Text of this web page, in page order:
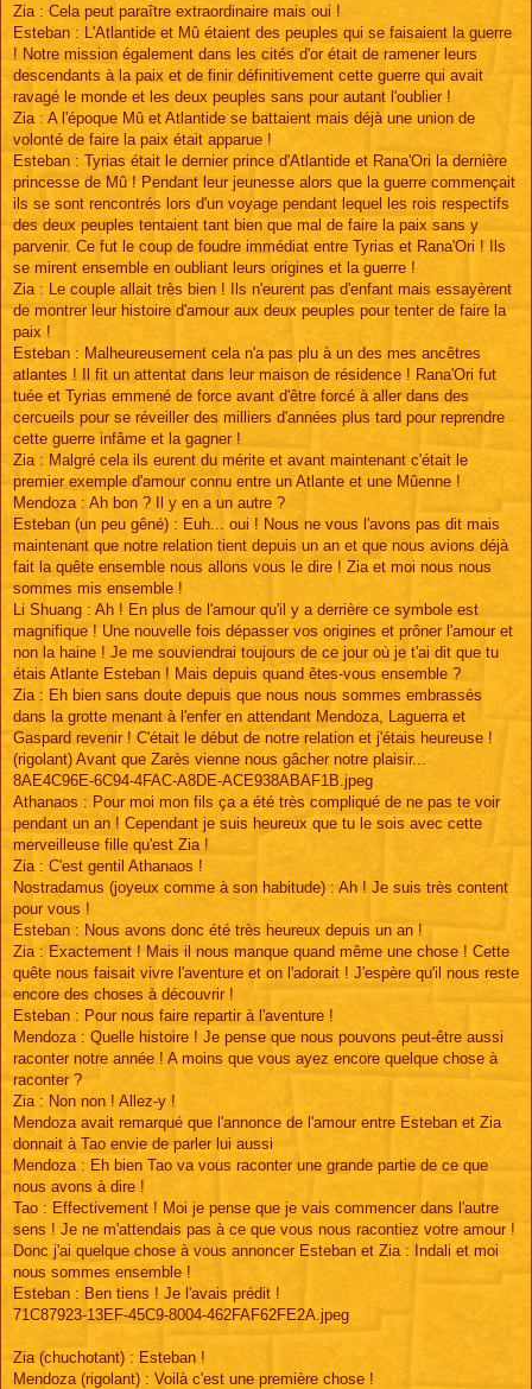
Zia : Cela peut paraître extraordinaire mais oui !
Esteban : L'Atlantide et Mû étaient des peuples qui se faisaient la guerre
! Notre mission également dans les cités d'or était de ramener leurs
descendants à la paix et de finir définitivement cette guerre qui avait
ravagé le monde et les deux peuples sans pour autant l'oublier !
Zia : A l'époque Mû et Atlantide se battaient mais déjà une union de
volonté de faire la paix était apparue !
Esteban : Tyrias était le dernier prince d'Atlantide et Rana'Ori la dernière
princesse de Mû ! Pendant leur jeunesse alors que la guerre commençait
ils se sont rencontrés lors d'un voyage pendant lequel les rois respectifs
des deux peuples tentaient tant bien que mal de faire la paix sans y
parvenir. Ce fut le coup de foudre immédiat entre Tyrias et Rana'Ori ! Ils
se mirent ensemble en oubliant leurs origines et la guerre !
Zia : Le couple allait très bien ! Ils n'eurent pas d'enfant mais essayèrent
de montrer leur histoire d'amour aux deux peuples pour tenter de faire la
paix !
Esteban : Malheureusement cela n'a pas plu à un des mes ancêtres
atlantes ! Il fit un attentat dans leur maison de résidence ! Rana'Ori fut
tuée et Tyrias emmené de force avant d'être forcé à aller dans des
cercueils pour se réveiller des milliers d'années plus tard pour reprendre
cette guerre infâme et la gagner !
Zia : Malgré cela ils eurent du mérite et avant maintenant c'était le
premier exemple d'amour connu entre un Atlante et une Mûenne !
Mendoza : Ah bon ? Il y en a un autre ?
Esteban (un peu gêné) : Euh... oui ! Nous ne vous l'avons pas dit mais
maintenant que notre relation tient depuis un an et que nous avions déjà
fait la quête ensemble nous allons vous le dire ! Zia et moi nous nous
sommes mis ensemble !
Li Shuang : Ah ! En plus de l'amour qu'il y a derrière ce symbole est
magnifique ! Une nouvelle fois dépasser vos origines et prôner l'amour et
non la haine ! Je me souviendrai toujours de ce jour où je t'ai dit que tu
étais Atlante Esteban ! Mais depuis quand êtes-vous ensemble ?
Zia : Eh bien sans doute depuis que nous nous sommes embrassés
dans la grotte menant à l'enfer en attendant Mendoza, Laguerra et
Gaspard revenir ! C'était le début de notre relation et j'étais heureuse !
(rigolant) Avant que Zarès vienne nous gâcher notre plaisir...
8AE4C96E-6C94-4FAC-A8DE-ACE938ABAF1B.jpeg
Athanaos : Pour moi mon fils ça a été très compliqué de ne pas te voir
pendant un an ! Cependant je suis heureux que tu le sois avec cette
merveilleuse fille qu'est Zia !
Zia : C'est gentil Athanaos !
Nostradamus (joyeux comme à son habitude) : Ah ! Je suis très content
pour vous !
Esteban : Nous avons donc été très heureux depuis un an !
Zia : Exactement ! Mais il nous manque quand même une chose ! Cette
quête nous faisait vivre l'aventure et on l'adorait ! J'espère qu'il nous reste
encore des choses à découvrir !
Esteban : Pour nous faire repartir à l'aventure !
Mendoza : Quelle histoire ! Je pense que nous pouvons peut-être aussi
raconter notre année ! A moins que vous ayez encore quelque chose à
raconter ?
Zia : Non non ! Allez-y !
Mendoza avait remarqué que l'annonce de l'amour entre Esteban et Zia
donnait à Tao envie de parler lui aussi
Mendoza : Eh bien Tao va vous raconter une grande partie de ce que
nous avons à dire !
Tao : Effectivement ! Moi je pense que je vais commencer dans l'autre
sens ! Je ne m'attendais pas à ce que vous nous racontiez votre amour !
Donc j'ai quelque chose à vous annoncer Esteban et Zia : Indali et moi
nous sommes ensemble !
Esteban : Ben tiens ! Je l'avais prédit !
71C87923-13EF-45C9-8004-462FAF62FE2A.jpeg
Zia (chuchotant) : Esteban !
Mendoza (rigolant) : Voilà c'est une première chose !